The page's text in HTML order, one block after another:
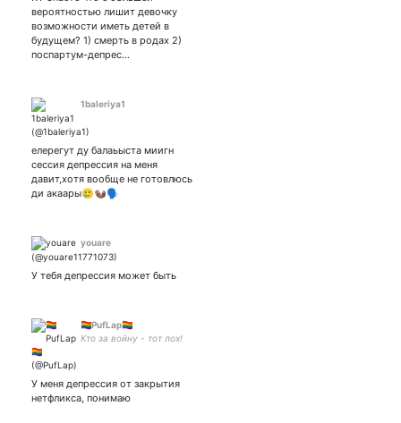
вероятностью лишит девочку
возможности иметь детей в
будущем? 1) смерть в родах 2)
поспартум-депрес…
1baleriya1
елерегут ду балаьыста миигн
сессия депрессия на меня
давит,хотя вообще не готовлюсь
ди акаары🥲🦦🗣
youare
У тебя депрессия может быть
🏳️‍🌈PufLap🏳️‍🌈
Кто за войну - тот лох!
У меня депрессия от закрытия
нетфликса, понимаю